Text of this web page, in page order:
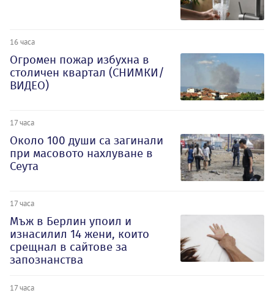
16 часа
Огромен пожар избухна в
столичен квартал (СНИМКИ/
ВИДЕО)
17 часа
Около 100 души са загинали
при масовото нахлуване в
Сеута
17 часа
Мъж в Берлин упоил и
изнасилил 14 жени, които
срещнал в сайтове за
запознанства
17 часа